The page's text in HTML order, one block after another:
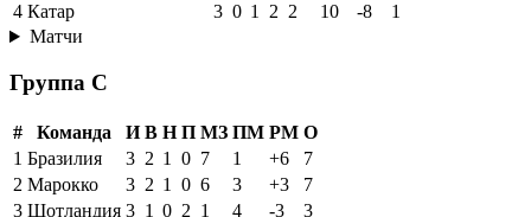
4 Катар 3 0 1 2 2 10 -8
1
Матчи
Группа C
# Команда И В Н П МЗ ПМ РМ О
1 Бразилия 3 2 1 0 7 1 +6
7
2 Марокко 3 2 1 0 6 3 +3
7
3 Шотландия 3 1 0 2 1 4 -3 3